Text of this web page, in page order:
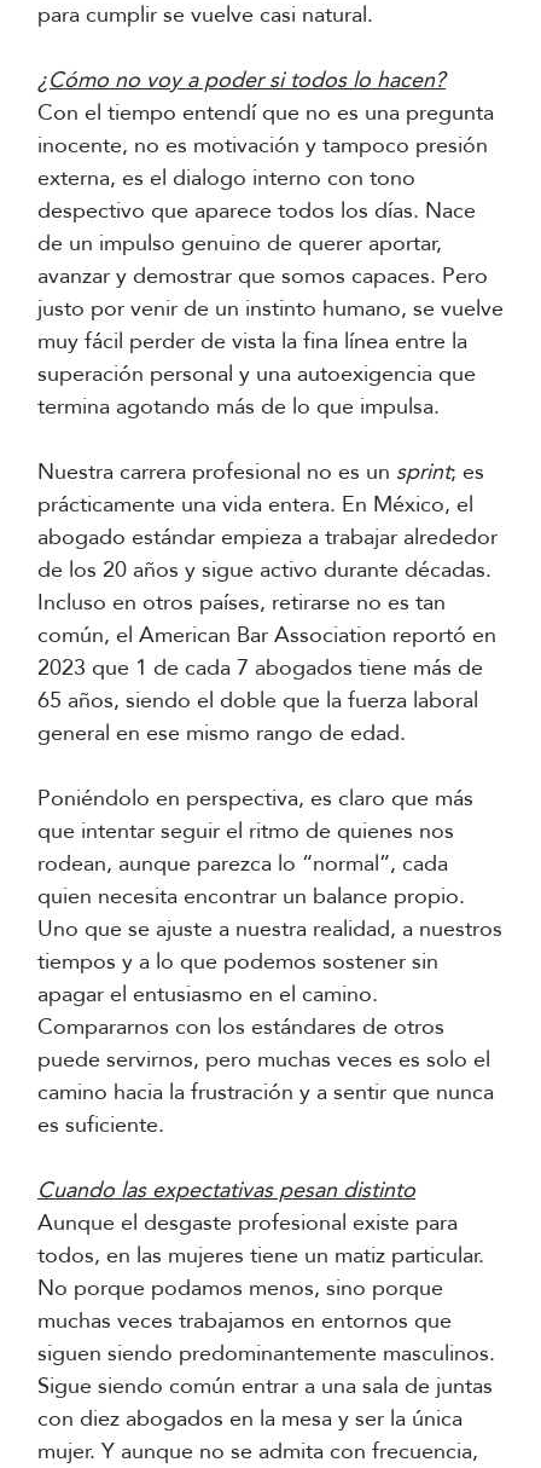
para cumplir se vuelve casi natural.
¿Cómo no voy a poder si todos lo hacen?
Con el tiempo entendí que no es una pregunta
inocente, no es motivación y tampoco presión
externa, es el dialogo interno con tono
despectivo que aparece todos los días. Nace
de un impulso genuino de querer aportar,
avanzar y demostrar que somos capaces. Pero
justo por venir de un instinto humano, se vuelve
muy fácil perder de vista la fina línea entre la
superación personal y una autoexigencia que
termina agotando más de lo que impulsa.
Nuestra carrera profesional no es un sprint; es
prácticamente una vida entera. En México, el
abogado estándar empieza a trabajar alrededor
de los 20 años y sigue activo durante décadas.
Incluso en otros países, retirarse no es tan
común, el American Bar Association reportó en
2023 que 1 de cada 7 abogados tiene más de
65 años, siendo el doble que la fuerza laboral
general en ese mismo rango de edad.
Poniéndolo en perspectiva, es claro que más
que intentar seguir el ritmo de quienes nos
rodean, aunque parezca lo “normal”, cada
quien necesita encontrar un balance propio.
Uno que se ajuste a nuestra realidad, a nuestros
tiempos y a lo que podemos sostener sin
apagar el entusiasmo en el camino.
Compararnos con los estándares de otros
puede servirnos, pero muchas veces es solo el
camino hacia la frustración y a sentir que nunca
es suficiente.
Cuando las expectativas pesan distinto
Aunque el desgaste profesional existe para
todos, en las mujeres tiene un matiz particular.
No porque podamos menos, sino porque
muchas veces trabajamos en entornos que
siguen siendo predominantemente masculinos.
Sigue siendo común entrar a una sala de juntas
con diez abogados en la mesa y ser la única
mujer. Y aunque no se admita con frecuencia,